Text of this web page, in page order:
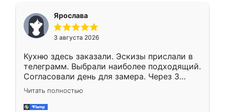
Ярослава
3 августа 2026
Кухню здесь заказали. Эскизы прислали в
телеграмм. Выбрали наиболее подходящий.
Согласовали день для замера. Через 3
недели кухня была уже готова. Остались
довольны работой. Спасибо Ренессанс
мебель за качественную работу!
Читать полностью